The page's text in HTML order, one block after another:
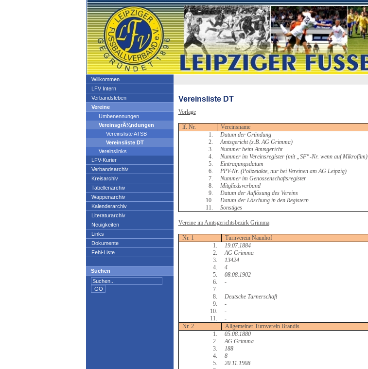
Willkommen
LFV Intern
Verbandsleben
Vereine
Umbenennungen
VereinsgrÃ¼ndungen
Vereinsliste ATSB
Vereinsliste DT
Vereinslinks
LFV-Kurier
Verbandsarchiv
Kreisarchiv
Tabellenarchiv
Wappenarchiv
Kalenderarchiv
Literaturarchiv
Neuigkeiten
Links
Dokumente
Fehl-Liste
Suchen
Vereinsliste DT
Vorlage
lf. Nr.
Vereinsname
1.
Datum der Gründung
2.
Amtsgericht (z.B. AG Grimma)
3.
Nummer beim Amtsgericht
4.
Nummer im Vereinsregister (mit „SF“-Nr. wenn auf Mikrofilm)
5.
Eintragungsdatum
6.
PPV-Nr. (Polizeiakte, nur bei Vereinen am AG Leipzig)
7.
Nummer im Genossenschaftsregister
8.
Mitgliedsverband
9.
Datum der Auflösung des Vereins
10.
Datum der Löschung in den Registern
11.
Sonstiges
Vereine im Amtsgerichtsbezirk Grimma
Nr. 1
Turnverein Naunhof
1.
19.07.1884
2.
AG Grimma
3.
13424
4.
4
5.
08.08.1902
6.
-
7.
-
8.
Deutsche Turnerschaft
9.
-
10.
-
11.
-
Nr. 2
Allgemeiner Turnverein Brandis
1.
05.08.1880
2.
AG Grimma
3.
188
4.
8
5.
20.11.1908